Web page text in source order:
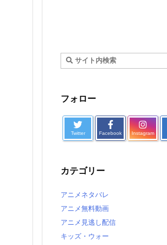
フォロー
Twitter Facebook Instagram
カテゴリー
アニメネタバレ
アニメ無料動画
アニメ見逃し配信
キッズ・ウォー